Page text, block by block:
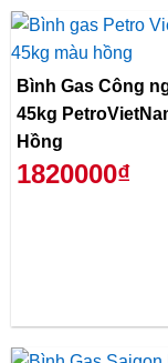
Bình Gas Công
45kg
Hồng
1820000₫